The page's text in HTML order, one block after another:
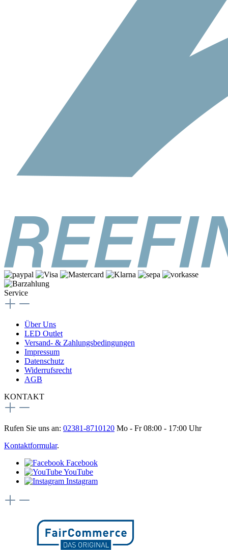
Service
Über Uns
LED Outlet
Versand- & Zahlungsbedingungen
Impressum
Datenschutz
Widerrufsrecht
AGB
KONTAKT
Rufen Sie uns an: 02381-8710120 Mo - Fr 08:00 - 17:00 Uhr
Kontaktformular.
Facebook
YouTube
Instagram